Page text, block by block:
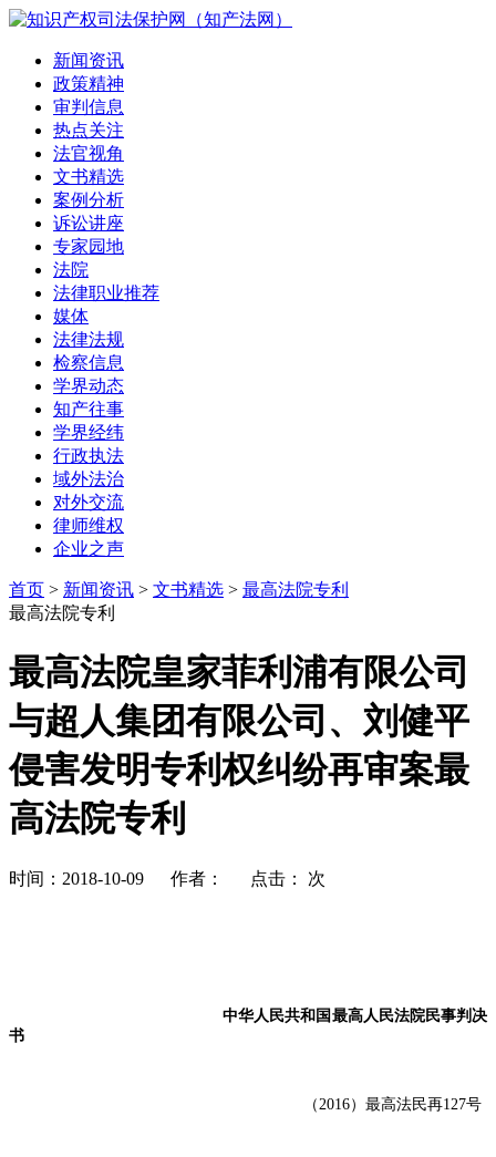
新闻资讯
政策精神
审判信息
热点关注
法官视角
文书精选
案例分析
诉讼讲座
专家园地
法院
法律职业推荐
媒体
法律法规
检察信息
学界动态
知产往事
学界经纬
行政执法
域外法治
对外交流
律师维权
企业之声
首页 > 新闻资讯 > 文书精选 > 最高法院专利
最高法院专利
最高法院皇家菲利浦有限公司
与超人集团有限公司、刘健平
侵害发明专利权纠纷再审案最
高法院专利
时间：2018-10-09 作者： 点击： 次
中华人民共和国最高人民法院民事判决
书
（ 2016）最高法民再127号